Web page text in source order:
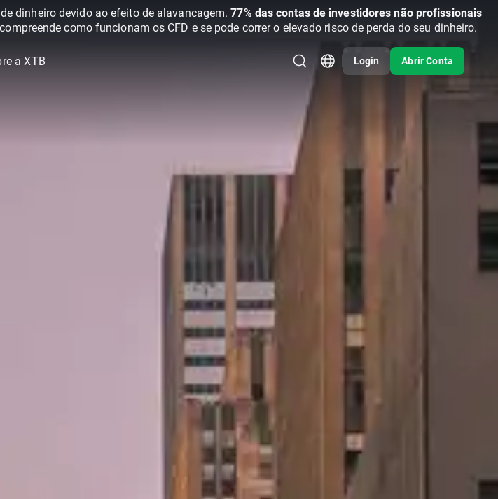
dinheiro devido ao efeito de alavancagem.77% das contas de investidores não profissionais
como funcionam os CFD e se pode correr o elevado risco de perda do seu dinheiro.
a XTB Login Abrir Conta